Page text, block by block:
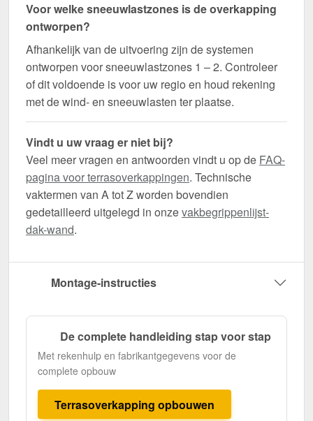
Voor welke sneeuwlastzones is de overkapping
ontworpen?
Afhankelijk van de uitvoering zijn de systemen
ontworpen voor sneeuwlastzones 1 – 2. Controleer
of dit voldoende is voor uw regio en houd rekening
met de wind- en sneeuwlasten ter plaatse.
Vindt u uw vraag er niet bij?
Veel meer vragen en antwoorden vindt u op de FAQ-
pagina voor terrasoverkappingen. Technische
vaktermen van A tot Z worden bovendien
gedetailleerd uitgelegd in onzevakbegrippenlijst-
dak-wand.
Montage-instructies
De complete handleiding stap voor stap
Met rekenhulp en fabrikantgegevens voor de
complete opbouw
Terrasoverkapping opbouwen